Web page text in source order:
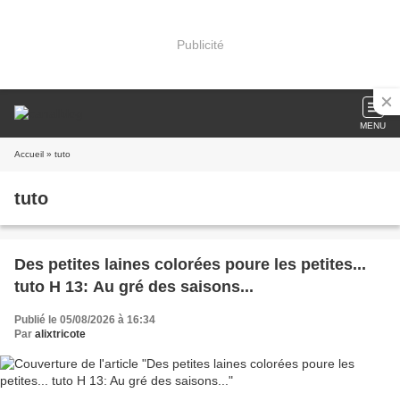
Publicité
MENU
Accueil » tuto
tuto
Des petites laines colorées poure les petites...
tuto H 13: Au gré des saisons...
Publié le 05/08/2026 à 16:34
Par alixtricote